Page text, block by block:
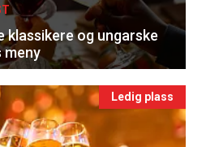
klassikere og ungarske
meny
Ledig plass